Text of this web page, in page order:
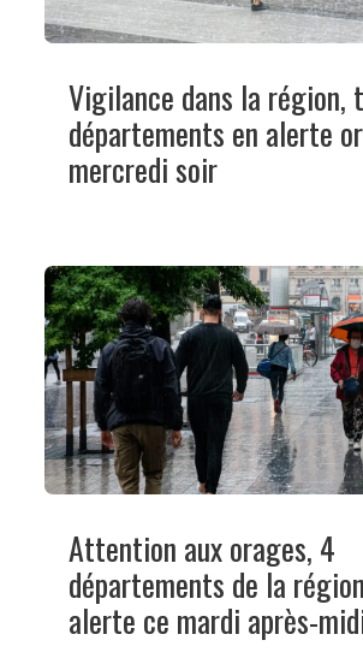
Vigilance dans la région,
départements en alerte
mercredi soir
Attention aux orages, 4
départements de la
alerte ce mardi après-